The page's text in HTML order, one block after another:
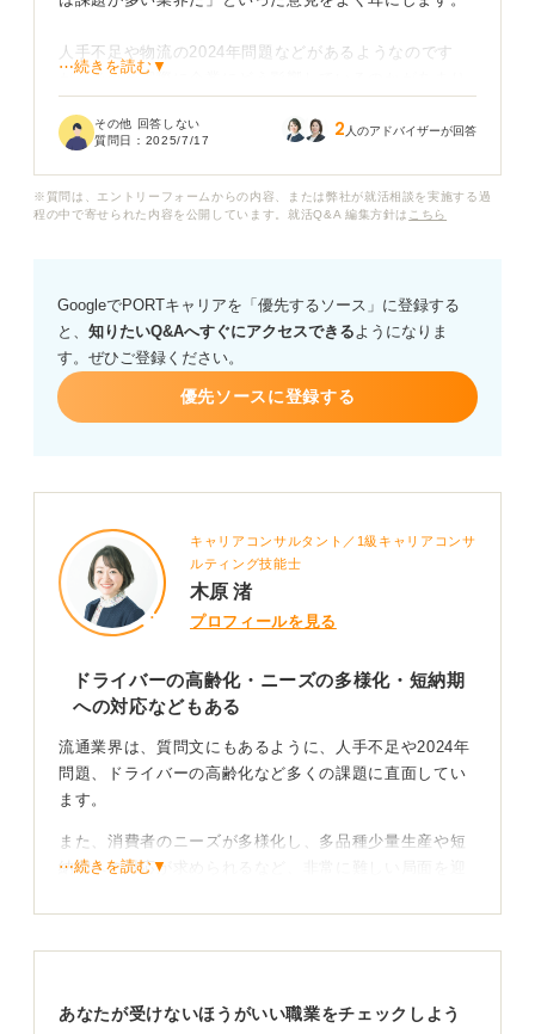
人手不足や物流の2024年問題などがあるようなのです
が、それが実際に企業にどう影響しているのかがあまり
た、それに対して各企業がどのような取り組みをしてい
⋯続きを読む▼
その他 回答しない
質問日： 2025/7/17 2 人のアドバイザーが回答
※質問は、エントリーフォームからの内容、または弊社が就活相談を実施する過
程の中で寄せられた内容を公開しています。就活Q&A 編集方針は こちら
GoogleでPORTキャリアを「優先するソース」に登録する
と、 知りたいQ&Aへすぐにアクセスできるようになりま
す。ぜひご登録ください。
優先ソースに登録する
キャリアコンサルタント／1級キャリアコンサ
ルティング技能士
木原 渚
プロフィールを見る
ドライバーの高齢化・ニーズの多様化・短納期
への対応などもある
流通業界は、質問文にもあるように、人手不足や2024年
問題、ドライバーの高齢化など多くの課題に直面してい
ます。
また、消費者のニーズが多様化し、多品種少量生産や短
納期への対応が求められるなど、非常に難しい局面を迎
柔軟に変化している業界でもある！ 自分の貢献の仕
⋯続きを読む▼
あなたが受けないほうがいい職業をチェックしよう